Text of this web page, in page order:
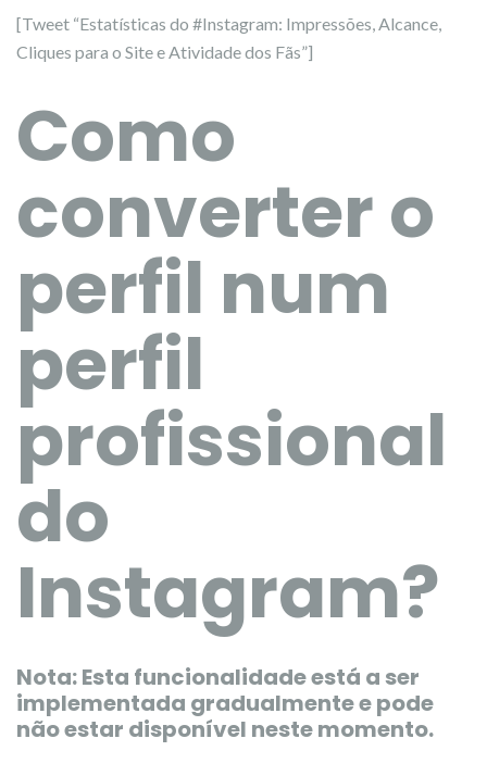
[Tweet “Estatísticas do #Instagram: Impressões, Alcance,
Cliques para o Site e Atividade dos Fãs”]
Como
converter o
perfil num
perfil
profissional
do
Instagram?
Nota: Esta funcionalidade está a ser
implementada gradualmente e pode
não estar disponível neste momento.